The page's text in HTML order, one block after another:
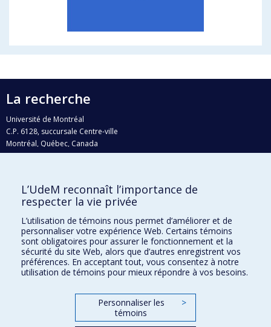
La recherche
Université de Montréal
C.P. 6128, succursale Centre-ville
Montréal, Québec, Canada
H3C 3J7
Qui fait quoi?
Nous trouver
Plan du site
Accessibilité
L’UdeM reconnaît l’importance de
respecter la vie privée
L’utilisation de témoins nous permet d’améliorer et de
personnaliser votre expérience Web. Certains témoins
sont obligatoires pour assurer le fonctionnement et la
sécurité du site Web, alors que d’autres enregistrent vos
préférences. En acceptant tout, vous consentez à notre
utilisation de témoins pour mieux répondre à vos besoins.
Personnaliser les
témoins
>